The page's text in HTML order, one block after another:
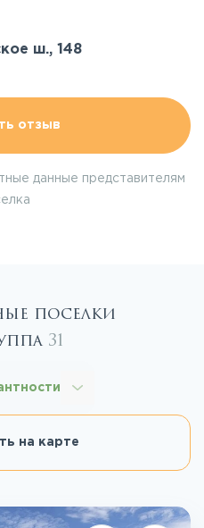
ш., 148
отзыв
данные представителям
поселки
31
на карте